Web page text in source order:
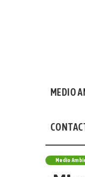
MEDIO
Medio